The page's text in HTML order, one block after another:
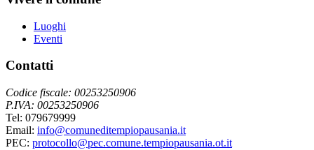
Luoghi
Eventi
Contatti
Codice fiscale: 00253250906
P.IVA: 00253250906
Tel: 079679999
Email: info@comuneditempiopausania.it
PEC: protocollo@pec.comune.tempiopausania.ot.it